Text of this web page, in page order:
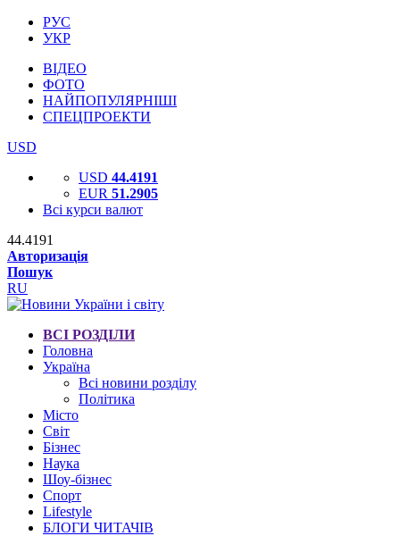
РУС
УКР
ВІДЕО
ФОТО
НАЙПОПУЛЯРНІШІ
СПЕЦПРОЕКТИ
USD
USD 44.4191
EUR 51.2905
Всі курси валют
44.4191
Авторизація
Пошук
RU
ВСІ РОЗДІЛИ
Головна
Україна
Всі новини розділу
Політика
Місто
Світ
Бізнес
Наука
Шоу-бізнес
Спорт
Lifestyle
БЛОГИ ЧИТАЧІВ